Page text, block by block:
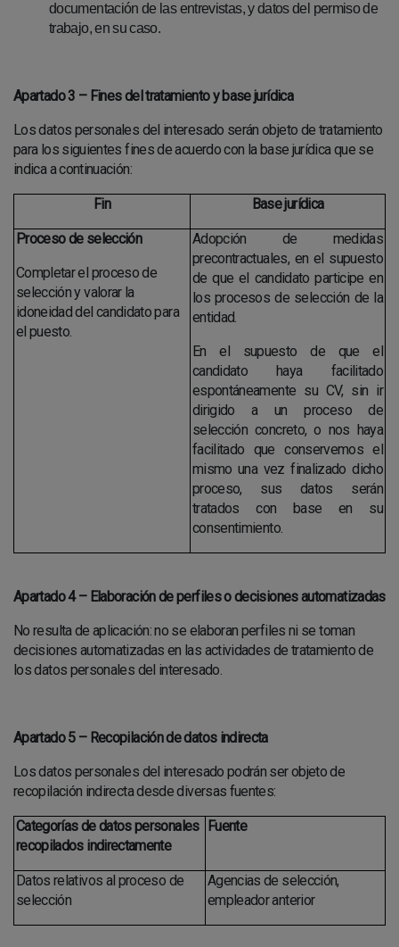
documentación de las entrevistas, y datos del permiso de
trabajo, en su caso.
Apartado 3 – Fines del tratamiento y base jurídica
Los datos personales del interesado serán objeto de tratamiento
para los siguientes fines de acuerdo con la base jurídica que se
indica a continuación:
Fin Base jurídica
Proceso de selección
Completar el proceso de
selección y valorar la
idoneidad del candidato para
el puesto.
Adopción de medidas
precontractuales, en el supuesto
de que el candidato participe en
los procesos de selección de la
entidad.
En el supuesto de que el
candidato haya facilitado
espontáneamente su CV, sin ir
dirigido a un proceso de
selección concreto, o nos haya
facilitado que conservemos el
mismo una vez finalizado dicho
proceso, sus datos serán
tratados con base en su
consentimiento.
Apartado 4 – Elaboración de perfiles o decisiones automatizadas
No resulta de aplicación: no se elaboran perfiles ni se toman
decisiones automatizadas en las actividades de tratamiento de
los datos personales del interesado.
Apartado 5 – Recopilación de datos indirecta
Los datos personales del interesado podrán ser objeto de
recopilación indirecta desde diversas fuentes:
Categorías de datos personales
recopilados indirectamente
Fuente
Datos relativos al proceso de
selección
Agencias de selección,
empleador anterior